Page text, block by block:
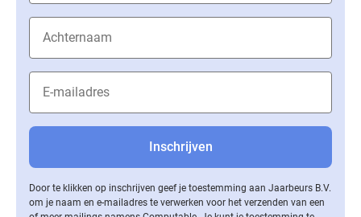
Door te klikken op inschrijven geef je toestemming aan Jaarbeurs B.V.
om je naam en e-mailadres te verwerken voor het verzenden van een